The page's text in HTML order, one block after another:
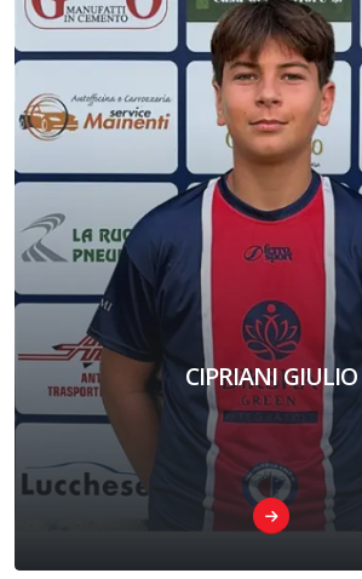
CIPRIANI GIULIO